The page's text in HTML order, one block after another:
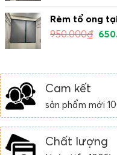
Rèm tổ ong
950.000₫
Cam kết
sản phẩm mới
Chất lượng